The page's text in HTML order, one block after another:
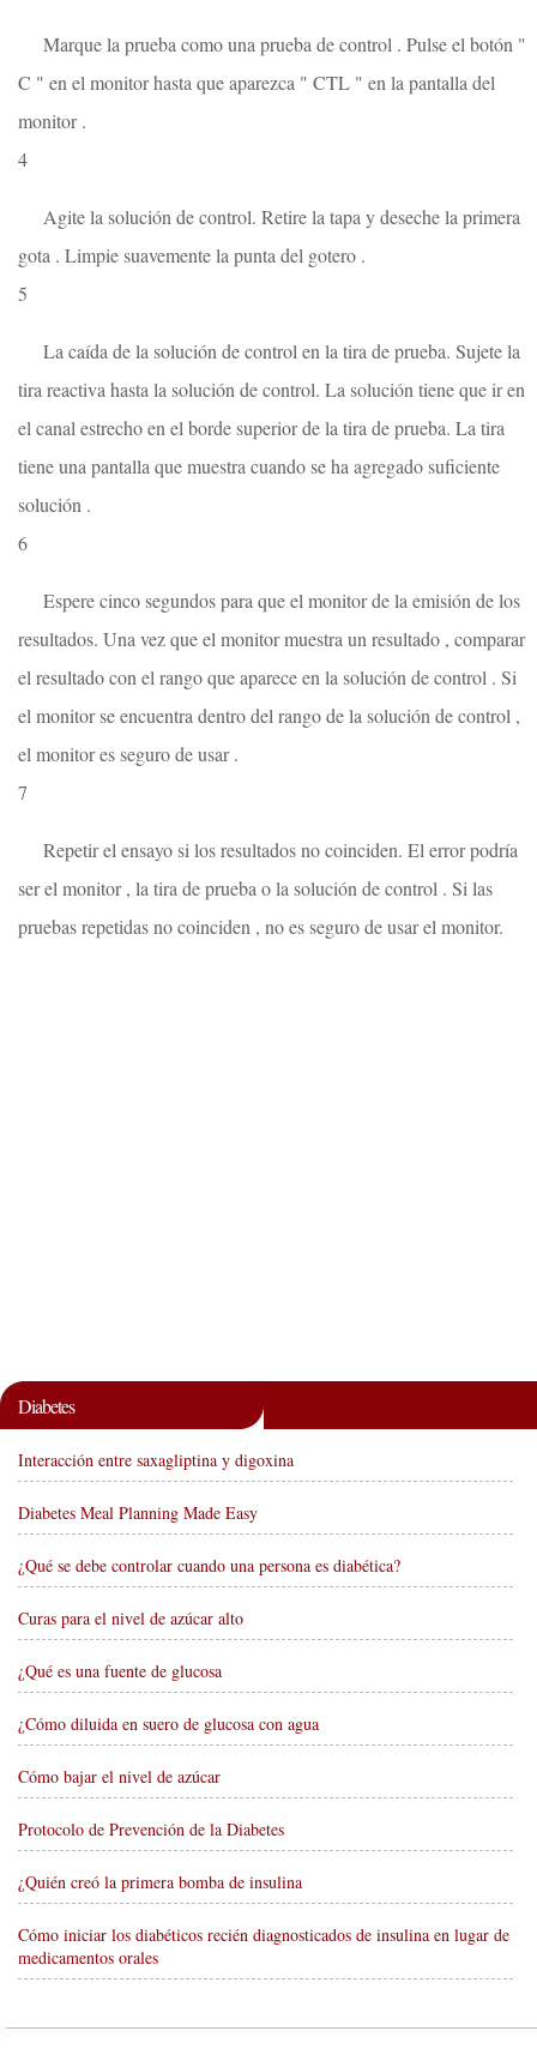
Marque la prueba como una prueba de control . Pulse el botón "
C " en el monitor hasta que aparezca " CTL " en la pantalla del
monitor .
4
Agite la solución de control. Retire la tapa y deseche la primera
gota . Limpie suavemente la punta del gotero .
5
La caída de la solución de control en la tira de prueba. Sujete la
tira reactiva hasta la solución de control. La solución tiene que ir en
el canal estrecho en el borde superior de la tira de prueba. La tira
tiene una pantalla que muestra cuando se ha agregado suficiente
solución .
6
Espere cinco segundos para que el monitor de la emisión de los
resultados. Una vez que el monitor muestra un resultado , comparar
el resultado con el rango que aparece en la solución de control . Si
el monitor se encuentra dentro del rango de la solución de control ,
el monitor es seguro de usar .
7
Repetir el ensayo si los resultados no coinciden. El error podría
ser el monitor , la tira de prueba o la solución de control . Si las
pruebas repetidas no coinciden , no es seguro de usar el monitor.
Diabetes
Interacción entre saxagliptina y digoxina
Diabetes Meal Planning Made Easy
¿Qué se debe controlar cuando una persona es diabética?
Curas para el nivel de azúcar alto
¿Qué es una fuente de glucosa
¿Cómo diluida en suero de glucosa con agua
Cómo bajar el nivel de azúcar
Protocolo de Prevención de la Diabetes
¿Quién creó la primera bomba de insulina
Cómo iniciar los diabéticos recién diagnosticados de insulina en lugar de
medicamentos orales